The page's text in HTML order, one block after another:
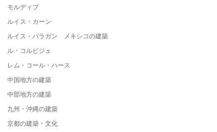
モルディブ
ルイス・カーン
ルイス・バラガン メキシコの建築
ル・コルビジェ
レム・コール・ハース
中国地方の建築
中部地方の建築
九州・沖縄の建築
京都の建築・文化